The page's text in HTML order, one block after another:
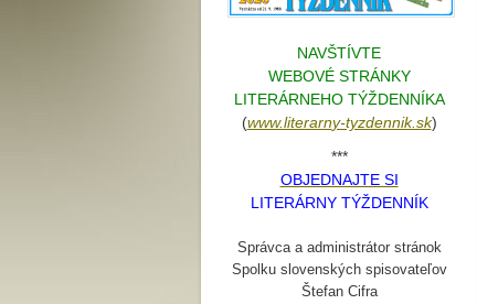
NAVŠTÍVTE
WEBOVÉ STRÁNKY
LITERÁRNEHO TÝŽDENNÍKA
(www.literarny-tyzdennik.sk)
***
OBJEDNAJTE SI
LITERÁRNY TÝŽDENNÍK
Správca a administrátor stránok
Spolku slovenských spisovateľov
Štefan Cifra